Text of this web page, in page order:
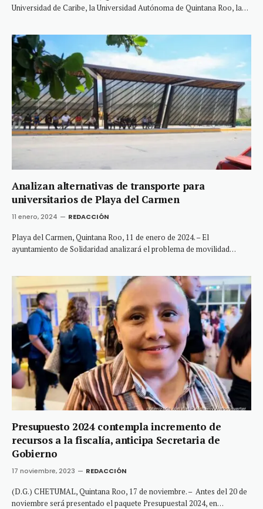
Universidad de Caribe, la Universidad Autónoma de Quintana Roo, la…
Analizan alternativas de transporte para
universitarios de Playa del Carmen
11 enero, 2024 REDACCIÓN
Playa del Carmen, Quintana Roo, 11 de enero de 2024. – El
ayuntamiento de Solidaridad analizará el problema de movilidad…
Presupuesto 2024 contempla incremento de
recursos a la fiscalía, anticipa Secretaria de
Gobierno
17 noviembre, 2023 REDACCIÓN
(D.G.) CHETUMAL, Quintana Roo, 17 de noviembre. – Antes del 20 de
noviembre será presentado el paquete Presupuestal 2024, en…